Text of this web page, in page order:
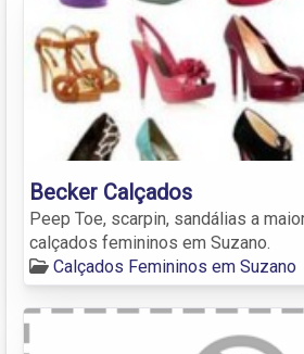
Becker Calçados
Peep Toe, scarpin, sandálias a
calçados femininos em Suzano.
Calçados Femininos em Suzano